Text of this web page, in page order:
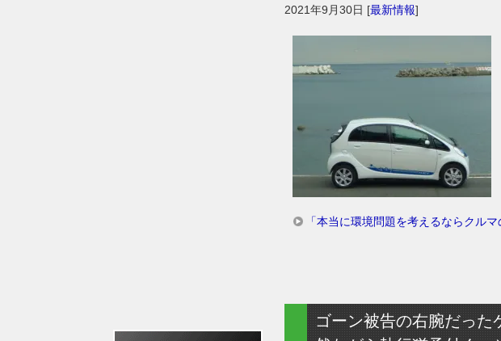
2021年9月30日 [最新情報]
「本当に環境問題を考えるならクル
ゴーン被告の右腕だっ